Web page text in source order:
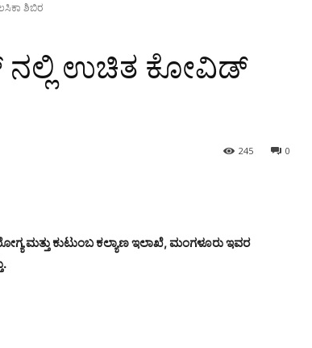
ಶಿಬಿರ
ನಲ್ಲಿ ಉಚಿತ ಕೋವಿಡ್
0
245
ಮತ್ತು ಕುಟುಂಬ ಕಲ್ಯಾಣ ಇಲಾಖೆ, ಮಂಗಳೂರು ಇವರ